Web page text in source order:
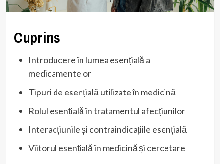
Cuprins
Introducere în lumea esențială a
medicamentelor
Tipuri de esențială utilizate în medicină
Rolul esențială în tratamentul afecțiunilor
Interacțiunile și contraindicațiile esențială
Viitorul esențială în medicină și cercetare